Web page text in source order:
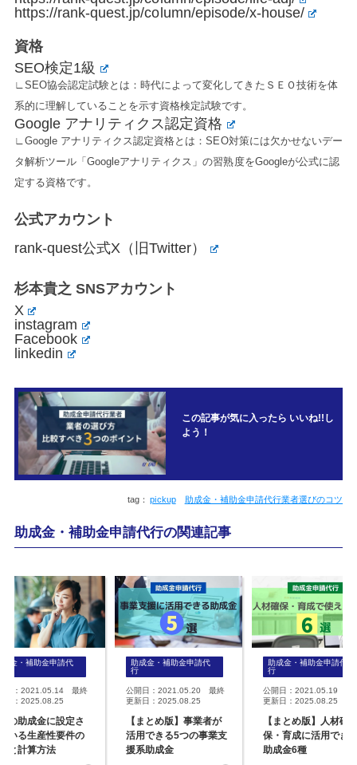
https://rank-quest.jp/column/episode/x-house/
資格
SEO検定1級
∟SEO協会認定試験とは：時代によって変化してきたＳＥＯ技術を体
系的に理解していることを示す資格検定試験です。
Google アナリティクス認定資格
∟Google アナリティクス認定資格とは：SEO対策には欠かせないデー
タ解析ツール「Googleアナリティクス」の習熟度をGoogleが公式に認
定する資格です。
公式アカウント
rank-quest公式X（旧Twitter）
杉本貴之 SNSアカウント
X
instagram
Facebook
linkedin
この記事が気に入ったら いいね!!し
よう！
pickup 助成金・補助金申請代行業者選びのコツ
助成金・補助金申請代行の関連記事
成金・補助金申請代
日：2021.05.14 最終
日：2025.08.25
の助成金に設定さ
いる生産性要件の
と計算方法
助成金・補助金申請代
行
公開日：2021.05.20 最終
更新日：2025.08.25
【まとめ版】事業者が
活用できる5つの事業支
援系助成金
助成金・補助金申請代
行
公開日：2021.05.19 最
更新日：2025.08.25
【まとめ版】人材確
保・育成に活用でき
助成金6種